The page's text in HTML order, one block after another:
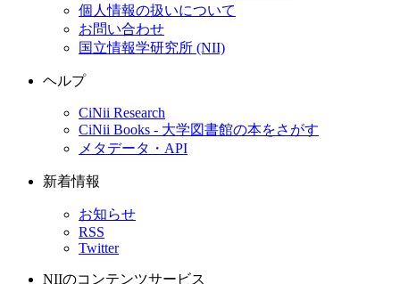
個人情報の扱いについて
お問い合わせ
国立情報学研究所 (NII)
ヘルプ
CiNii Research
CiNii Books - 大学図書館の本をさがす
メタデータ・API
新着情報
お知らせ
RSS
Twitter
NIIのコンテンツサービス